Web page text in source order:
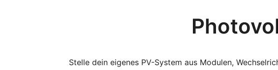
Stelle dein eigenes PV-System aus Modulen,